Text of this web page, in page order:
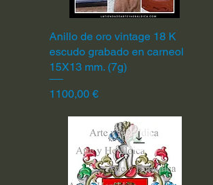
Vista rápida
Anillo de oro vintage 18 K
escudo grabado en carneol
15X13 mm. (7g)
Precio
1100,00 €